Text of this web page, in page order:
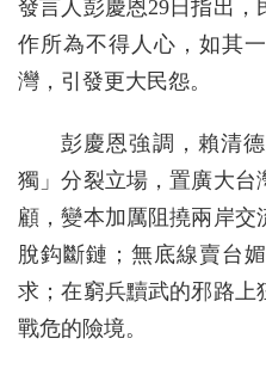
發言人彭慶恩29日指出
作所為不得人心，如其
灣，引發更大民怨。
彭慶恩強調，賴清
獨」分裂立場，置廣大台
顧，變本加厲阻撓兩岸交
脫鈎斷鏈；無底線賣台
求；在窮兵黷武的邪路上
戰危的險境。